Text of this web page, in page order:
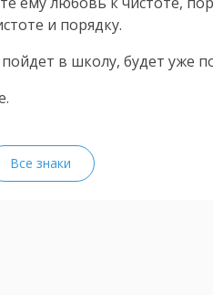
и порядку.
в школу, будет уже
Все знаки